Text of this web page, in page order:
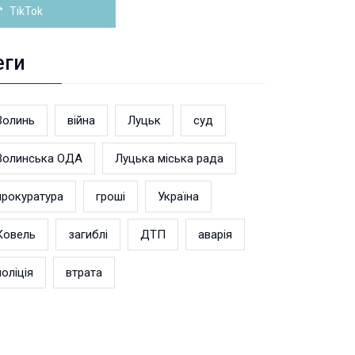
TikTok
війна Луцьк суд
ОДА Луцька міська рада
гроші Україна
загиблі ДТП аварія
втрата